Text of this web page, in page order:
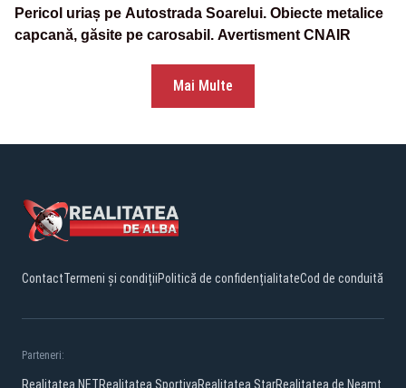
Pericol uriaș pe Autostrada Soarelui. Obiecte metalice
capcană, găsite pe carosabil. Avertisment CNAIR
Mai Multe
ContactTermeni și condițiiPolitică de confidențialitateCod de conduită
Parteneri:
Realitatea.NETRealitatea SportivaRealitatea StarRealitatea de Neamt